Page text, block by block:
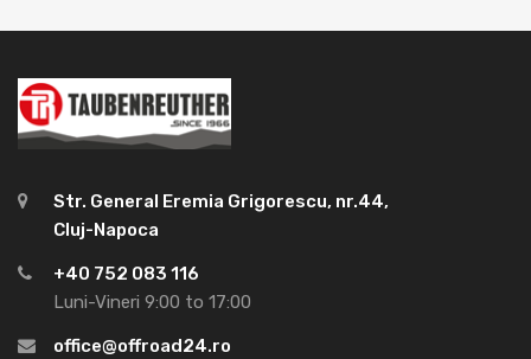
Str. General Eremia Grigorescu, nr.44,
Cluj-Napoca
+40 752 083 116
Luni-Vineri 9:00 to 17:00
office@offroad24.ro